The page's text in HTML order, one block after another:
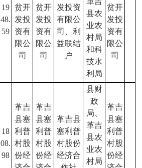
19
48.
59
贫开
发投
资有
限公
司
贫开
发投
资有
限公
司
发投资
有限公
司、利
益联结
户
县农
业农
村局
和科
技水
利局
贫开
发投
资有
限公
司
18
08.
98
革吉
县塞
利普
村股
份经
革吉
县塞
利普
村股
份经
革吉县
塞利普
村股份
经济合
县财
政
局、
革吉
县农
业农
村局
革吉
县塞
利普
村股
份经